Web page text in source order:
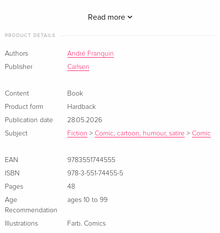
Read more
verhindern, dass die Verlagsbüros von Gaston geflutet,
Gaston ist zurück
Der berühmte französische Comiczeichner Andre Franquin
hat neben Spirou und Fantasio und dem Marsupilami mit
Gaston eine dritte berühmte Serie geschaffen, die absolut
zeitlos ist. In dieser neuen Ausgabe erscheinen alle Comics
in der Reihenfolge ihrer Entstehung. Sowohl die Farben als
Chaos im Büro
An einem langweiligen Tag im Büro wünscht man sich
wahrscheinlich einen Kollegen wie Gaston, der Schwung in
die zähen Stunden bis zum Feierabend bringt. Deswegen
PRODUCT DETAILS
Authors
André Franquin
Publisher
Carlsen
Content
Book
Product form
Hardback
Publication date
28.05.2026
Subject
Fiction > Comic, cartoon, humour, satire > Comic
EAN
9783551744555
ISBN
978-3-551-74455-5
Pages
48
Age
Recommendation
ages 10 to 99
Illustrations
Farb. Comics